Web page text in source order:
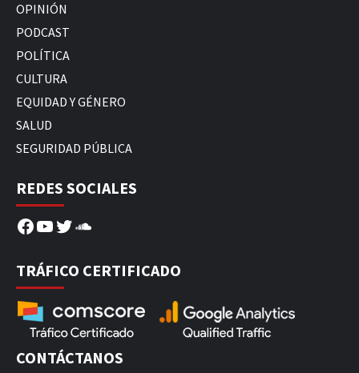
OPINIÓN
PODCAST
POLÍTICA
CULTURA
EQUIDAD Y GÉNERO
SALUD
SEGURIDAD PÚBLICA
REDES SOCIALES
Facebook
YouTube
Twitter
SoundCloud
TRÁFICO CERTIFICADO
CONTÁCTANOS